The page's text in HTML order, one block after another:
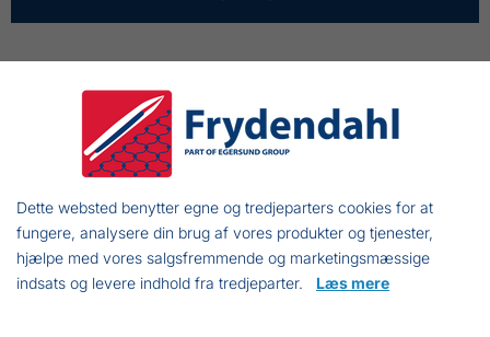
Fremstillet til krogbakker
På lager i 17 mm. højde x 17 mm. bredde x 460
mm. længde
Korkstrimler er et prisbilligt materiale og nemt at
arbejde med
Dette websted benytter egne og tredjeparters cookies for at
fungere, analysere din brug af vores produkter og tjenester,
hjælpe med vores salgsfremmende og marketingsmæssige
indsats og levere indhold fra tredjeparter. Læs mere